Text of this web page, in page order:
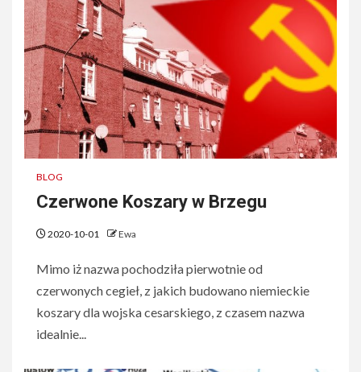
BLOG
Czerwone Koszary w Brzegu
2020-10-01 Ewa
Mimo iż nazwa pochodziła pierwotnie od
czerwonych cegieł, z jakich budowano niemieckie
koszary dla wojska cesarskiego, z czasem nazwa
idealnie...